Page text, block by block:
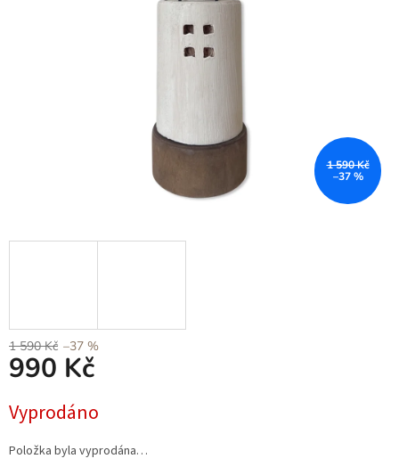
1 590 Kč
–37 %
1 590 Kč –37 %
990 Kč
cena:
Vyprodáno
Položka byla vyprodána…